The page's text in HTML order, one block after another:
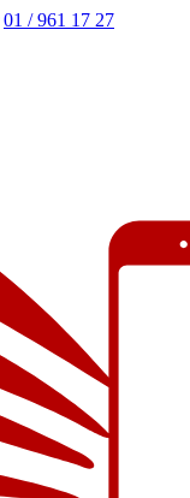
01 / 961 17 27